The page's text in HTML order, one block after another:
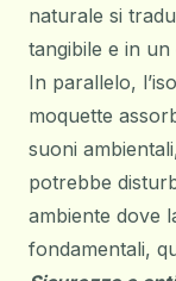
naturale si
tangibile e in
In parallelo,
moquette
suoni
potrebbe
ambiente dove
fondamentali,